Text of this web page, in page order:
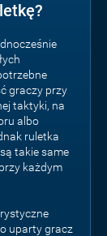
graczy przy
taktyki, na
albo
ruletka
takie same
każdym
uparty gracz